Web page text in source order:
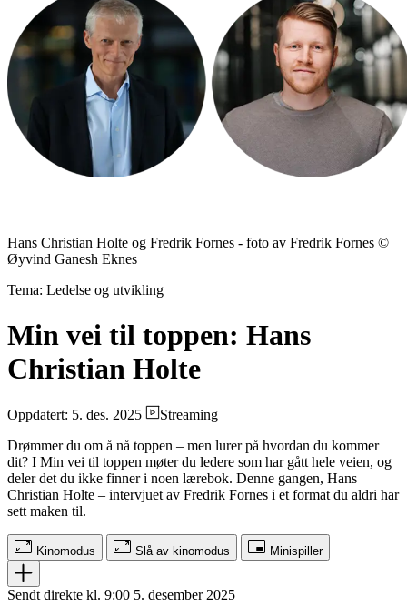
Hans Christian Holte og Fredrik Fornes - foto av Fredrik Fornes ©
Øyvind Ganesh Eknes
Tema: Ledelse og utvikling
Min vei til toppen: Hans
Christian Holte
Oppdatert: 5. des. 2025
Streaming
Drømmer du om å nå toppen – men lurer på hvordan du kommer
dit? I Min vei til toppen møter du ledere som har gått hele veien, og
deler det du ikke finner i noen lærebok. Denne gangen, Hans
Christian Holte – intervjuet av Fredrik Fornes i et format du aldri har
sett maken til.
Kinomodus Slå av kinomodus Minispiller
Sendt direkte kl. 9:00 5. desember 2025